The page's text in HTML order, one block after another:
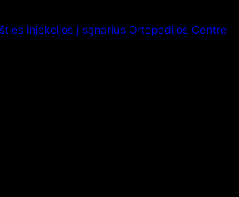
injekcijos į sąnarius Ortopedijos Centre